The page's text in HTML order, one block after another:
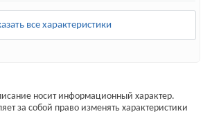
все характеристики
носит информационный характер.
за собой право изменять характеристики